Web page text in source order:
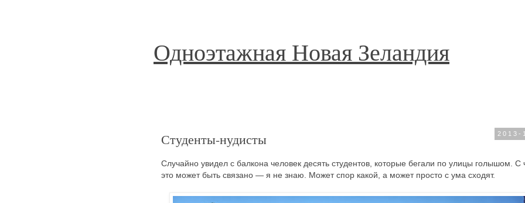
Одноэтажная Новая Зеландия
2013-
Студенты-нудисты
Случайно увидел с балкона человек десять студентов, которые бегали по улицы голышом. С
это может быть связано — я не знаю. Может спор какой, а может просто с ума сходят.